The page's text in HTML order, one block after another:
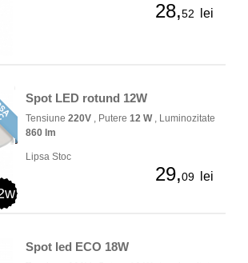
28,52 lei
Spot LED rotund 12W
Tensiune 220V , Putere 12 W, Luminozitate
860 lm
Lipsa Stoc
29,09 lei
Spot led ECO 18W